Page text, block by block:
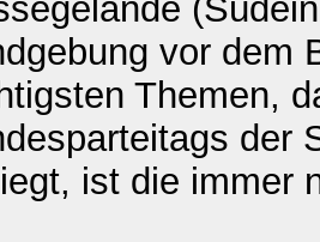
vor dem
Themen,
der
ist die immer